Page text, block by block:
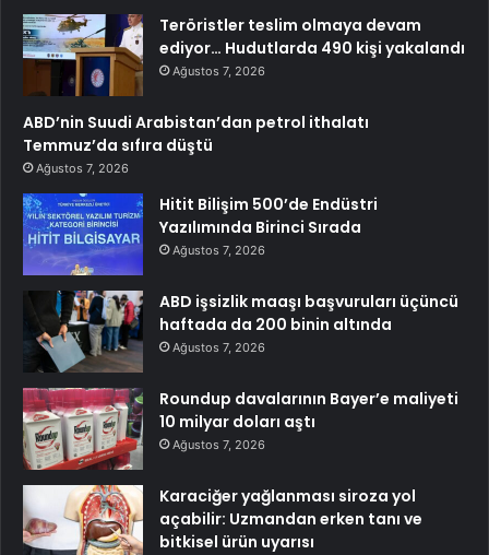
Teröristler teslim olmaya devam
ediyor… Hudutlarda 490 kişi yakalandı
Ağustos 7, 2026
ABD’nin Suudi Arabistan’dan petrol ithalatı
Temmuz’da sıfıra düştü
Ağustos 7, 2026
Hitit Bilişim 500’de Endüstri
Yazılımında Birinci Sırada
Ağustos 7, 2026
ABD işsizlik maaşı başvuruları üçüncü
haftada da 200 binin altında
Ağustos 7, 2026
Roundup davalarının Bayer’e maliyeti
10 milyar doları aştı
Ağustos 7, 2026
Karaciğer yağlanması siroza yol
açabilir: Uzmandan erken tanı ve
bitkisel ürün uyarısı